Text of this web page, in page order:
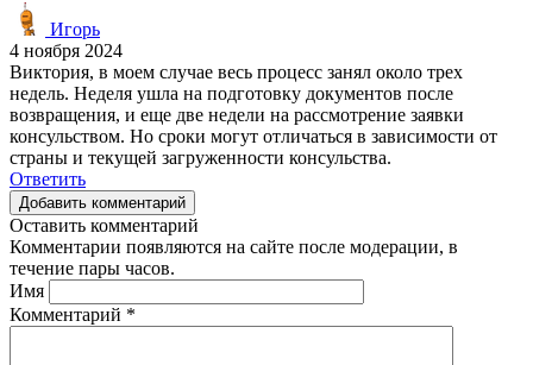
Игорь
4 ноября 2024
Виктория, в моем случае весь процесс занял около трех
недель. Неделя ушла на подготовку документов после
возвращения, и еще две недели на рассмотрение заявки
консульством. Но сроки могут отличаться в зависимости от
страны и текущей загруженности консульства.
Ответить
Добавить комментарий
Оставить комментарий
Комментарии появляются на сайте после модерации, в
течение пары часов.
Имя
Комментарий *